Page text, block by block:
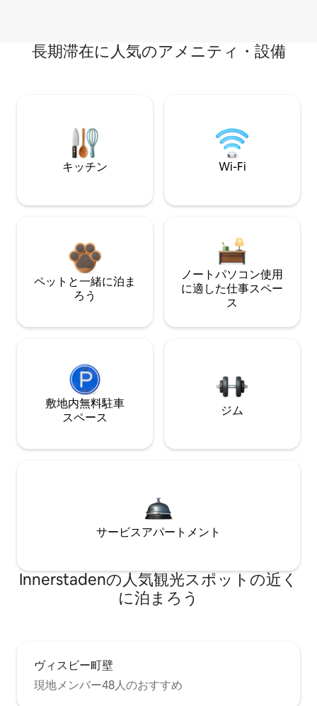
長期滞在に人気のアメニティ・設備
キッチン Wi-Fi
ペットと一緒に泊ま
ろう
ノートパソコン使用
に適した仕事スペー
ス
敷地内無料駐⁠車
ス⁠ペ⁠ー⁠ス
ジム
サービスアパートメント
Innerstadenの人気観光スポットの近く
に泊まろう
ヴィスビー町壁
現地メンバー48人のおすすめ